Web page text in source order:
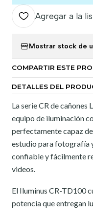
Agregar a la
Mostrar stock de
COMPARTIR ESTE
DETALLES DEL
La serie CR de cañones
equipo de iluminación
perfectamente capaz
estudio para fotografía
confiable y fácilmente
videos.
El Iluminus CR-TD100
potencia que entregan